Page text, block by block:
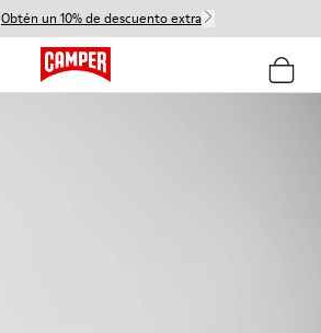
Obtén un 10% de descuento extra